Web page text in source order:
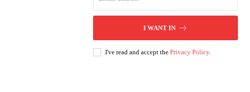
I WANT IN
I've read and accept the Privacy Policy.